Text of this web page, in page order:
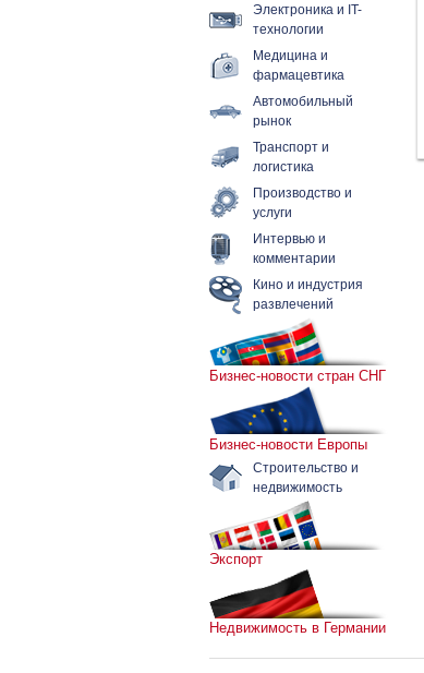
Электроника и IT-
технологии
Медицина и
фармацевтика
Автомобильный
рынок
Транспорт и
логистика
Производство и
услуги
Интервью и
комментарии
Кино и индустрия
развлечений
Бизнес-новости стран СНГ
Бизнес-новости Европы
Строительство и
недвижимость
Экспорт
Недвижимость в Германии